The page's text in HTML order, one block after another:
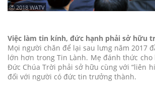
ⓒ 2018 WATV
Việc làm tin kính, đức hạnh phải sở hữu
Mọi người chăn để lại sau lưng năm 2017
lớn hơn trong Tin Lành. Mẹ đánh thức
Đức Chúa Trời phải sở hữu cùng với “liên
đối với người có đức tin trưởng thành.